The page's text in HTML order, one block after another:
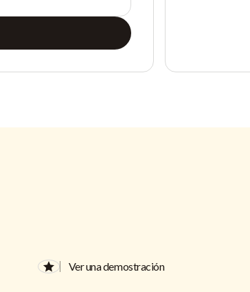
Ver una demostración